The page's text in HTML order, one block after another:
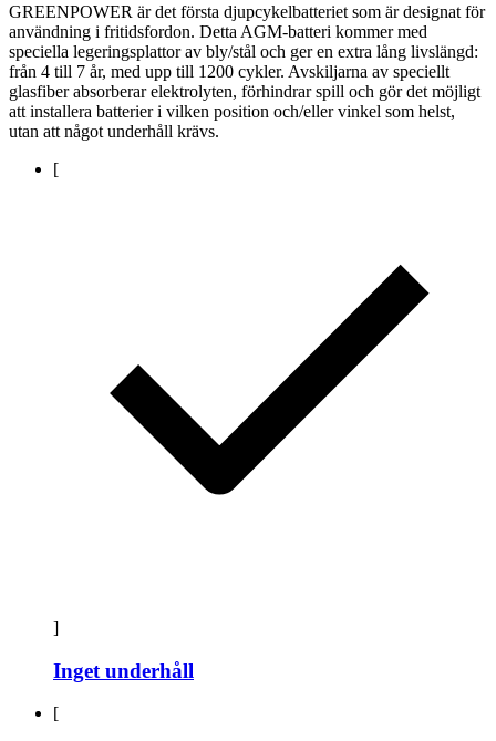
GREENPOWER är det första djupcykelbatteriet som är designat för
användning i fritidsfordon. Detta AGM-batteri kommer med
speciella legeringsplattor av bly/stål och ger en extra lång livslängd:
från 4 till 7 år, med upp till 1200 cykler. Avskiljarna av speciellt
glasfiber absorberar elektrolyten, förhindrar spill och gör det möjligt
att installera batterier i vilken position och/eller vinkel som helst,
utan att något underhåll krävs.
[
]
Inget underhåll
[